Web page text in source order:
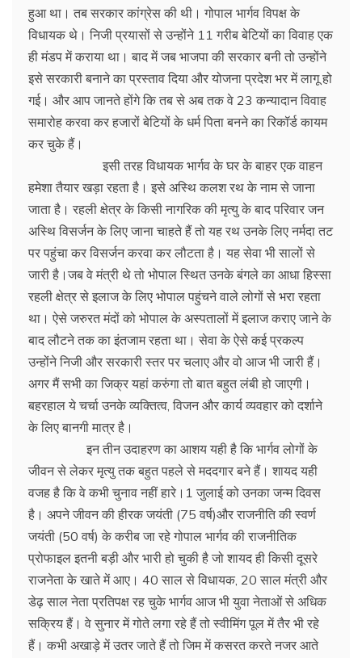
हुआ था। तब सरकार कांग्रेस की थी। गोपाल भार्गव विपक्ष के
विधायक थे। निजी प्रयासों से उन्होंने 11 गरीब बेटियों का विवाह एक
ही मंडप में कराया था। बाद में जब भाजपा की सरकार बनी तो उन्होंने
इसे सरकारी बनाने का प्रस्ताव दिया और योजना प्रदेश भर में लागू हो
गई। और आप जानते होंगे कि तब से अब तक वे 23 कन्यादान विवाह
समारोह करवा कर हजारों बेटियों के धर्म पिता बनने का रिकॉर्ड कायम
कर चुके हैं।
इसी तरह विधायक भार्गव के घर के बाहर एक वाहन
हमेशा तैयार खड़ा रहता है। इसे अस्थि कलश रथ के नाम से जाना
जाता है। रहली क्षेत्र के किसी नागरिक की मृत्यु के बाद परिवार जन
अस्थि विसर्जन के लिए जाना चाहते हैं तो यह रथ उनके लिए नर्मदा तट
पर पहुंचा कर विसर्जन करवा कर लौटता है। यह सेवा भी सालों से
जारी है।जब वे मंत्री थे तो भोपाल स्थित उनके बंगले का आधा हिस्सा
रहली क्षेत्र से इलाज के लिए भोपाल पहुंचने वाले लोगों से भरा रहता
था। ऐसे जरुरत मंदों को भोपाल के अस्पतालों में इलाज कराए जाने के
बाद लौटने तक का इंतजाम रहता था। सेवा के ऐसे कई प्रकल्प
उन्होंने निजी और सरकारी स्तर पर चलाए और वो आज भी जारी हैं।
अगर मैं सभी का जिक्र यहां करुंगा तो बात बहुत लंबी हो जाएगी।
बहरहाल ये चर्चा उनके व्यक्तित्व, विजन और कार्य व्यवहार को दर्शाने
के लिए बानगी मात्र है।
इन तीन उदाहरण का आशय यही है कि भार्गव लोगों के
जीवन से लेकर मृत्यु तक बहुत पहले से मददगार बने हैं। शायद यही
वजह है कि वे कभी चुनाव नहीं हारे।1 जुलाई को उनका जन्म दिवस
है। अपने जीवन की हीरक जयंती (75 वर्ष)और राजनीति की स्वर्ण
जयंती (50 वर्ष) के करीब जा रहे गोपाल भार्गव की राजनीतिक
प्रोफाइल इतनी बड़ी और भारी हो चुकी है जो शायद ही किसी दूसरे
राजनेता के खाते में आए। 40 साल से विधायक, 20 साल मंत्री और
डेढ़ साल नेता प्रतिपक्ष रह चुके भार्गव आज भी युवा नेताओं से अधिक
सक्रिय हैं। वे सुनार में गोते लगा रहे हैं तो स्वीमिंग पूल में तैर भी रहे
हैं। कभी अखाड़े में उतर जाते हैं तो जिम में कसरत करते नजर आते